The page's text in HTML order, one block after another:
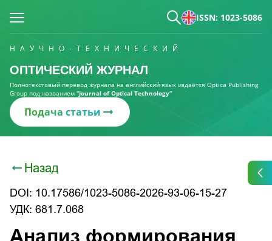
ISSN: 1023-5086
НАУЧНО-ТЕХНИЧЕСКИЙ
ОПТИЧЕСКИЙ ЖУРНАЛ
Полнотекстовый перевод журнала на английский язык издаётся Optica Publishing
Group под названием “Journal of Optical Technology“
Подача статьи
Назад
DOI: 10.17586/1023-5086-2026-93-06-15-27
УДК: 681.7.068
Анализ формирования